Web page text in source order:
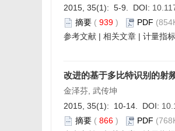
2015, 35(1): 5-9. DOI:
摘要 ( 939 ) PDF
参考文献 | 相关文章 | 计量指标
改进的基于多比特识别的射
金泽芬, 武传坤
2015, 35(1): 10-14. DOI:
摘要 ( 866 ) PDF